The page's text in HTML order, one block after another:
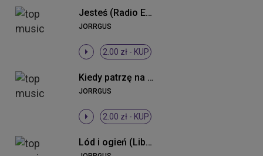
Jesteś (Radio Edit 2013)
JORRGUS
2.00 zł - KUP
Kiedy patrzę na nią (Radio Mix)
JORRGUS
2.00 zł - KUP
Lód i ogień (Liberthez Club Mix)